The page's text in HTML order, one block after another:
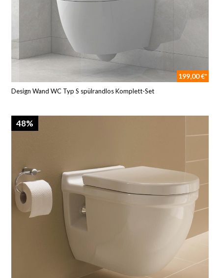
199,00 €*
Design Wand WC Typ S spülrandlos Komplett-Set
48%